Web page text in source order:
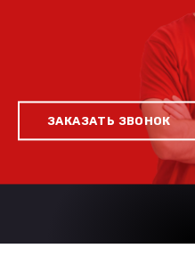
ЗАКАЗАТЬ ЗВОНОК